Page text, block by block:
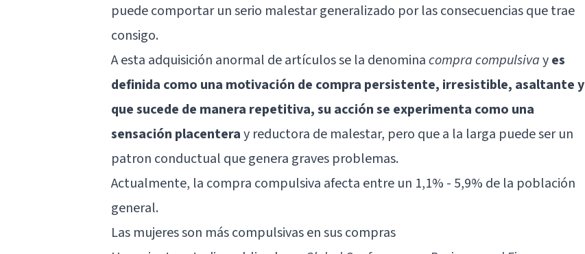
puede comportar un serio malestar generalizado por las consecuencias que trae
consigo.
A esta adquisición anormal de artículos se la denominacompra compulsivayes
definida como una motivación de compra persistente, irresistible, asaltante y
que sucede de manera repetitiva, su acción se experimenta como una
sensación placenteray reductora de malestar, pero que a la larga puede ser un
patron conductual que genera graves problemas.
Actualmente, la compra compulsiva afecta entre un 1,1% - 5,9% de la población
general.
Las mujeres son más compulsivas en sus compras